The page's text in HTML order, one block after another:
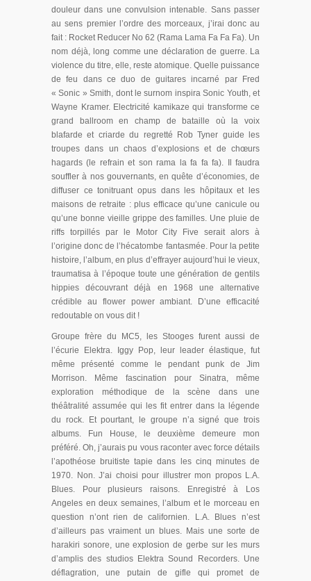
douleur dans une convulsion intenable. Sans passer
au sens premier l’ordre des morceaux, j’irai donc au
fait : Rocket Reducer No 62 (Rama Lama Fa Fa Fa). Un
nom déjà, long comme une déclaration de guerre. La
violence du titre, elle, reste atomique. Quelle puissance
de feu dans ce duo de guitares incarné par Fred
« Sonic » Smith, dont le surnom inspira Sonic Youth, et
Wayne Kramer. Electricité kamikaze qui transforme ce
grand ballroom en champ de bataille où la voix
blafarde et criarde du regretté Rob Tyner guide les
troupes dans un chaos d’explosions et de chœurs
hagards (le refrain et son rama la fa fa fa). Il faudra
souffler à nos gouvernants, en quête d’économies, de
diffuser ce tonitruant opus dans les hôpitaux et les
maisons de retraite : plus efficace qu’une canicule ou
qu’une bonne vieille grippe des familles. Une pluie de
riffs torpillés par le Motor City Five serait alors à
l’origine donc de l’hécatombe fantasmée. Pour la petite
histoire, l’album, en plus d’effrayer aujourd’hui le vieux,
traumatisa à l’époque toute une génération de gentils
hippies découvrant déjà en 1968 une alternative
crédible au flower power ambiant. D’une efficacité
redoutable on vous dit !
Groupe frère du MC5, les Stooges furent aussi de
l’écurie Elektra. Iggy Pop, leur leader élastique, fut
même présenté comme le pendant punk de Jim
Morrison. Même fascination pour Sinatra, même
exploration méthodique de la scène dans une
théâtralité assumée qui les fit entrer dans la légende
du rock. Et pourtant, le groupe n’a signé que trois
albums. Fun House, le deuxième demeure mon
préféré. Oh, j’aurais pu vous raconter avec force détails
l’apothéose bruitiste tapie dans les cinq minutes de
1970. Non. J’ai choisi pour illustrer mon propos L.A.
Blues. Pour plusieurs raisons. Enregistré à Los
Angeles en deux semaines, l’album et le morceau en
question n’ont rien de californien. L.A. Blues n’est
d’ailleurs pas vraiment un blues. Mais une sorte de
harakiri sonore, une explosion de gerbe sur les murs
d’amplis des studios Elektra Sound Recorders. Une
déflagration, une putain de gifle qui promet de